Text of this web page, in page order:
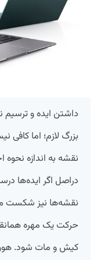
داشتن ایده و ترسیم
بزرگ لازم؛ اما
نقشه به اندازه
دراصل اگر ایده‌ها
نقشه‌ها نیز شکست
حرکت یک مهره
کیش و مات شود.